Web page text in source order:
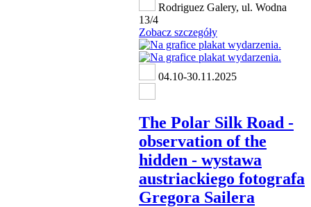
Rodriguez Galery, ul. Wodna
13/4
Zobacz szczegóły
04.10-30.11.2025
The Polar Silk Road -
observation of the
hidden - wystawa
austriackiego fotografa
Gregora Sailera